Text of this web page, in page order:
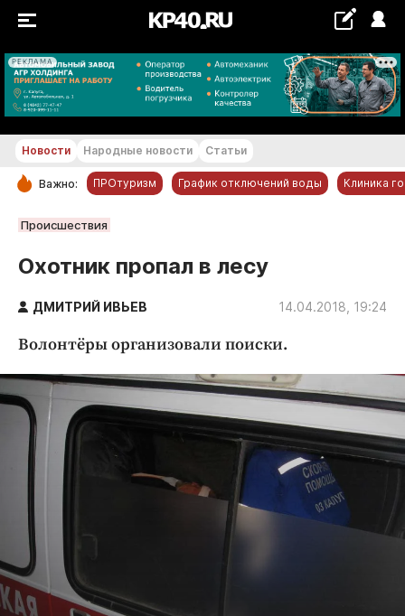
РЕКЛАМА
+24...+25 °С
РУБРИКИ
Новости компаний
Статьи
Народные новости
Благоустройство
Криминал
Культура
Недвижимость и ЖКХ
Образование
Погода
Праздники
Происшествия
Новости Народные новости Статьи
Важно: ПРОтуризм График отключений воды Клиника
Происшествия
Охотник пропал в лесу
ДМИТРИЙ ИВЬЕВ 14.04.2018, 19:24
Волонтёры организовали поиски.